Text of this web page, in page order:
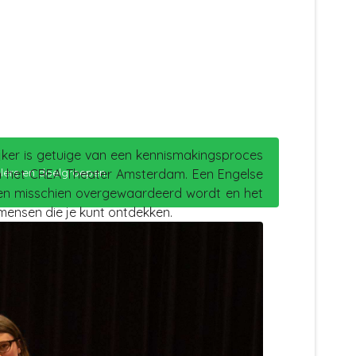
en doelgroepen.
is getuige van een kennismakingsproces
CREA Theater Amsterdam. Een Engelse
misschien overgewaardeerd wordt en het
die je kunt ontdekken.